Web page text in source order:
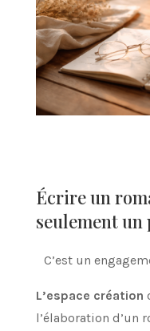
Écrire un
seulement
C’est un
L’espace création
l’élaboration d’un